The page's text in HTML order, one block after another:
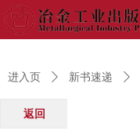
进入页 ꄲ 新书速递 ꄲ
返回